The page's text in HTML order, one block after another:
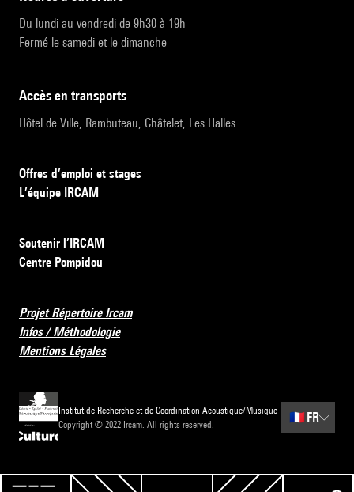
Du lundi au vendredi de 9h30 à 19h
Fermé le samedi et le dimanche
accès en transports
Hôtel de Ville, Rambuteau, Châtelet, Les Halles
Offres d’emploi et stages
L’équipe IRCAM
Soutenir l’IRCAM
Centre Pompidou
Projet Répertoire Ircam
Infos / Méthodologie
Mentions Légales
Institut de Recherche et de Coordination Acoustique/Musique
Copyright © 2022 Ircam. All rights reserved.
🇫🇷 FR